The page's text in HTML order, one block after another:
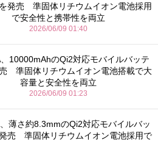
発売 準固体リチウムイオン電池採用
で安全性と携帯性を両立
2026/06/09 01:40
10000mAhのQi2対応モバイルバッテ
準固体リチウムイオン電池搭載で大
容量と安全性を両立
2026/06/09 01:23
薄さ約8.3mmのQi2対応モバイルバッ
売 準固体リチウムイオン電池採用で